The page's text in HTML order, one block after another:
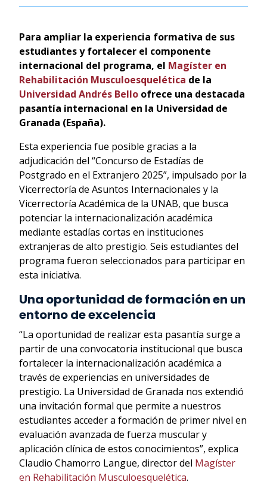
Para ampliar la experiencia formativa de sus
estudiantes y fortalecer el componente
internacional del programa, el Magíster en
Rehabilitación Musculoesquelética de la
Universidad Andrés Bello ofrece una destacada
pasantía internacional en la Universidad de
Granada (España).
Esta experiencia fue posible gracias a la
adjudicación del “Concurso de Estadías de
Postgrado en el Extranjero 2025”, impulsado por la
Vicerrectoría de Asuntos Internacionales y la
Vicerrectoría Académica de la UNAB, que busca
potenciar la internacionalización académica
mediante estadías cortas en instituciones
extranjeras de alto prestigio. Seis estudiantes del
programa fueron seleccionados para participar en
esta iniciativa.
Una oportunidad de formación en un
entorno de excelencia
“La oportunidad de realizar esta pasantía surge a
partir de una convocatoria institucional que busca
fortalecer la internacionalización académica a
través de experiencias en universidades de
prestigio. La Universidad de Granada nos extendió
una invitación formal que permite a nuestros
estudiantes acceder a formación de primer nivel en
evaluación avanzada de fuerza muscular y
aplicación clínica de estos conocimientos”, explica
Claudio Chamorro Langue, director del Magíster
en Rehabilitación Musculoesquelética.